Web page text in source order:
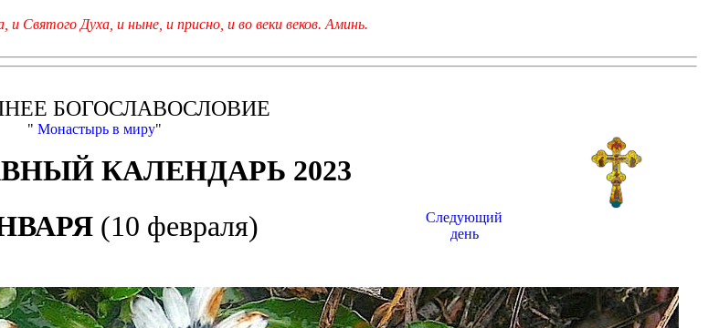
Святого Духа, и ныне, и присно, и во веки веков. Аминь.
БОГОСЛАВОСЛОВИЕ
" Монастырь в миру"
КАЛЕНДАРЬ 2023
(10 февраля)
Следующий
день